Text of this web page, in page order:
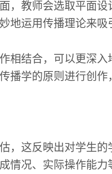
，教师会选取平面
地运用传播理论来吸
相结合，可以更深
播学的原则进行创作
，这反映出对学生
情况、实际操作能力